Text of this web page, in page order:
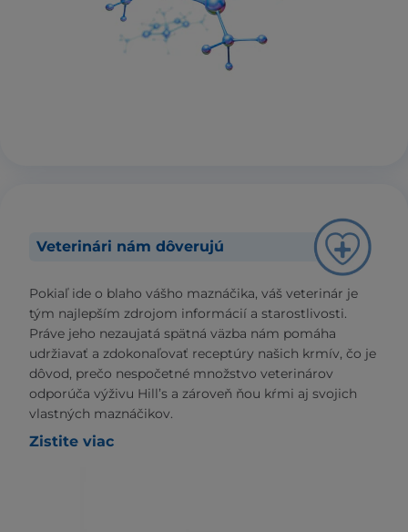
Veterinári nám dôverujú
Pokiaľ ide o blaho vášho maznáčika, váš veterinár je
tým najlepším zdrojom informácií a starostlivosti.
Práve jeho nezaujatá spätná väzba nám pomáha
udržiavať a zdokonaľovať receptúry našich krmív, čo je
dôvod, prečo nespočetné množstvo veterinárov
odporúča výživu Hill’s a zároveň ňou kŕmi aj svojich
vlastných maznáčikov.
Zistite viac